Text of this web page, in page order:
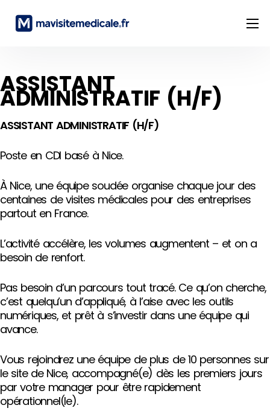
Cas clients
Ressources
ASSISTANT
ADMINISTRATIF (H/F)
ASSISTANT ADMINISTRATIF (H/F)
Poste en CDI basé à Nice.
À Nice, une équipe soudée organise chaque jour des
centaines de visites médicales pour des entreprises
partout en France.
L’activité accélère, les volumes augmentent – et on a
besoin de renfort.
Pas besoin d’un parcours tout tracé. Ce qu’on cherche,
c’est quelqu’un d’appliqué, à l’aise avec les outils
numériques, et prêt à s’investir dans une équipe qui
avance.
Vous rejoindrez une équipe de plus de 10 personnes sur
le site de Nice, accompagné(e) dès les premiers jours
par votre manager pour être rapidement
opérationnel(le).